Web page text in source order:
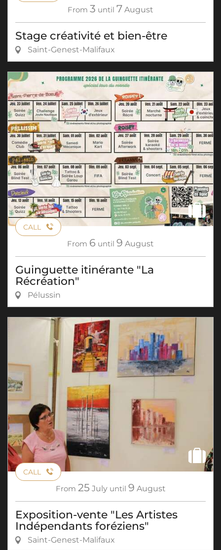
From 3 until 7 August
Stage créativité et bien-être
Saint-Genest-Malifaux
CALL
From 6 until 9 August
Guinguette itinérante "La
Récréation"
Pélussin
CALL
From 25 July until 9 August
Exposition-vente "Les Artistes
Indépendants foréziens"
Saint-Genest-Malifaux